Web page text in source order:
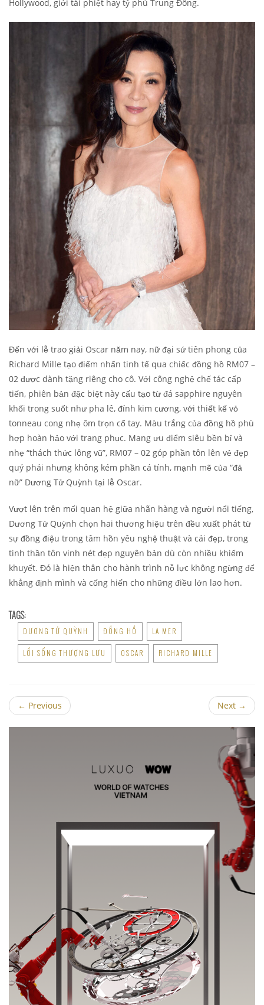
Hollywood, giới tài phiệt hay tỷ phú Trung Đông.
Đến với lễ trao giải Oscar năm nay, nữ đại sứ tiên phong của
Richard Mille tạo điểm nhấn tinh tế qua chiếc đồng hồ RM07 –
02 được dành tặng riêng cho cô. Với công nghệ chế tác cấp
tiến, phiên bản đặc biệt này cấu tạo từ đá sapphire nguyên
khối trong suốt như pha lê, đính kim cương, với thiết kế vỏ
tonneau cong nhẹ ôm trọn cổ tay. Màu trắng của đồng hồ phù
hợp hoàn hảo với trang phục. Mang ưu điểm siêu bền bỉ và
nhẹ “thách thức lông vũ”, RM07 – 02 góp phần tôn lên vẻ đẹp
quý phái nhưng không kém phần cá tính, mạnh mẽ của “đả
nữ” Dương Tử Quỳnh tại lễ Oscar.
Vượt lên trên mối quan hệ giữa nhãn hàng và người nổi tiếng,
Dương Tử Quỳnh chọn hai thương hiệu trên đều xuất phát từ
sự đồng điệu trong tâm hồn yêu nghệ thuật và cái đẹp, trong
tinh thần tôn vinh nét đẹp nguyên bản dù còn nhiều khiếm
khuyết. Đó là hiện thân cho hành trình nỗ lực không ngừng để
khẳng định mình và cống hiến cho những điều lớn lao hơn.
TAGS:
DƯƠNG TỬ QUỲNH ĐỒNG HỒ LA MER
LỐI SỐNG THƯỢNG LƯU OSCAR RICHARD MILLE
← Previous Next →